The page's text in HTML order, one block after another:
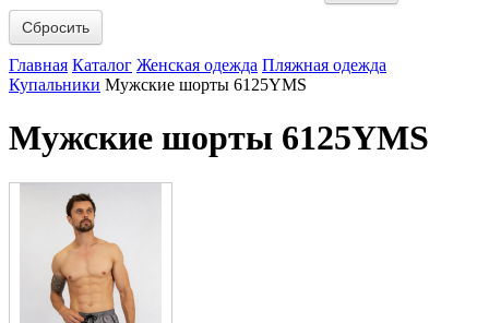
Сбросить
Главная Каталог Женская одежда Пляжная одежда
Купальники Мужские шорты 6125YMS
Мужские шорты 6125YMS